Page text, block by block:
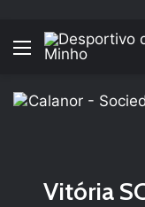
Menu
Vitória